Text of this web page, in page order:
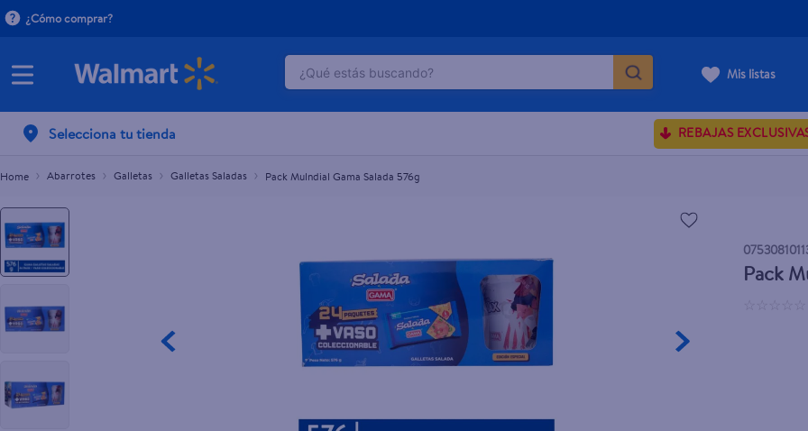
¿Cómo comprar?
¿Qué estás buscando?
Mis listas
Selecciona tu tienda REBAJAS
Abarrotes Galletas Galletas Saladas Pack Mulndial Gama Salada 576g
Pack
Pack Mulndial Gama Salada 576g
TÉRMINOS MÁS BUSCADOS
2 .
herbal essences
5.
serums corporales dove
gillette venus
7.
dove
8.
goodyear
10. aceite